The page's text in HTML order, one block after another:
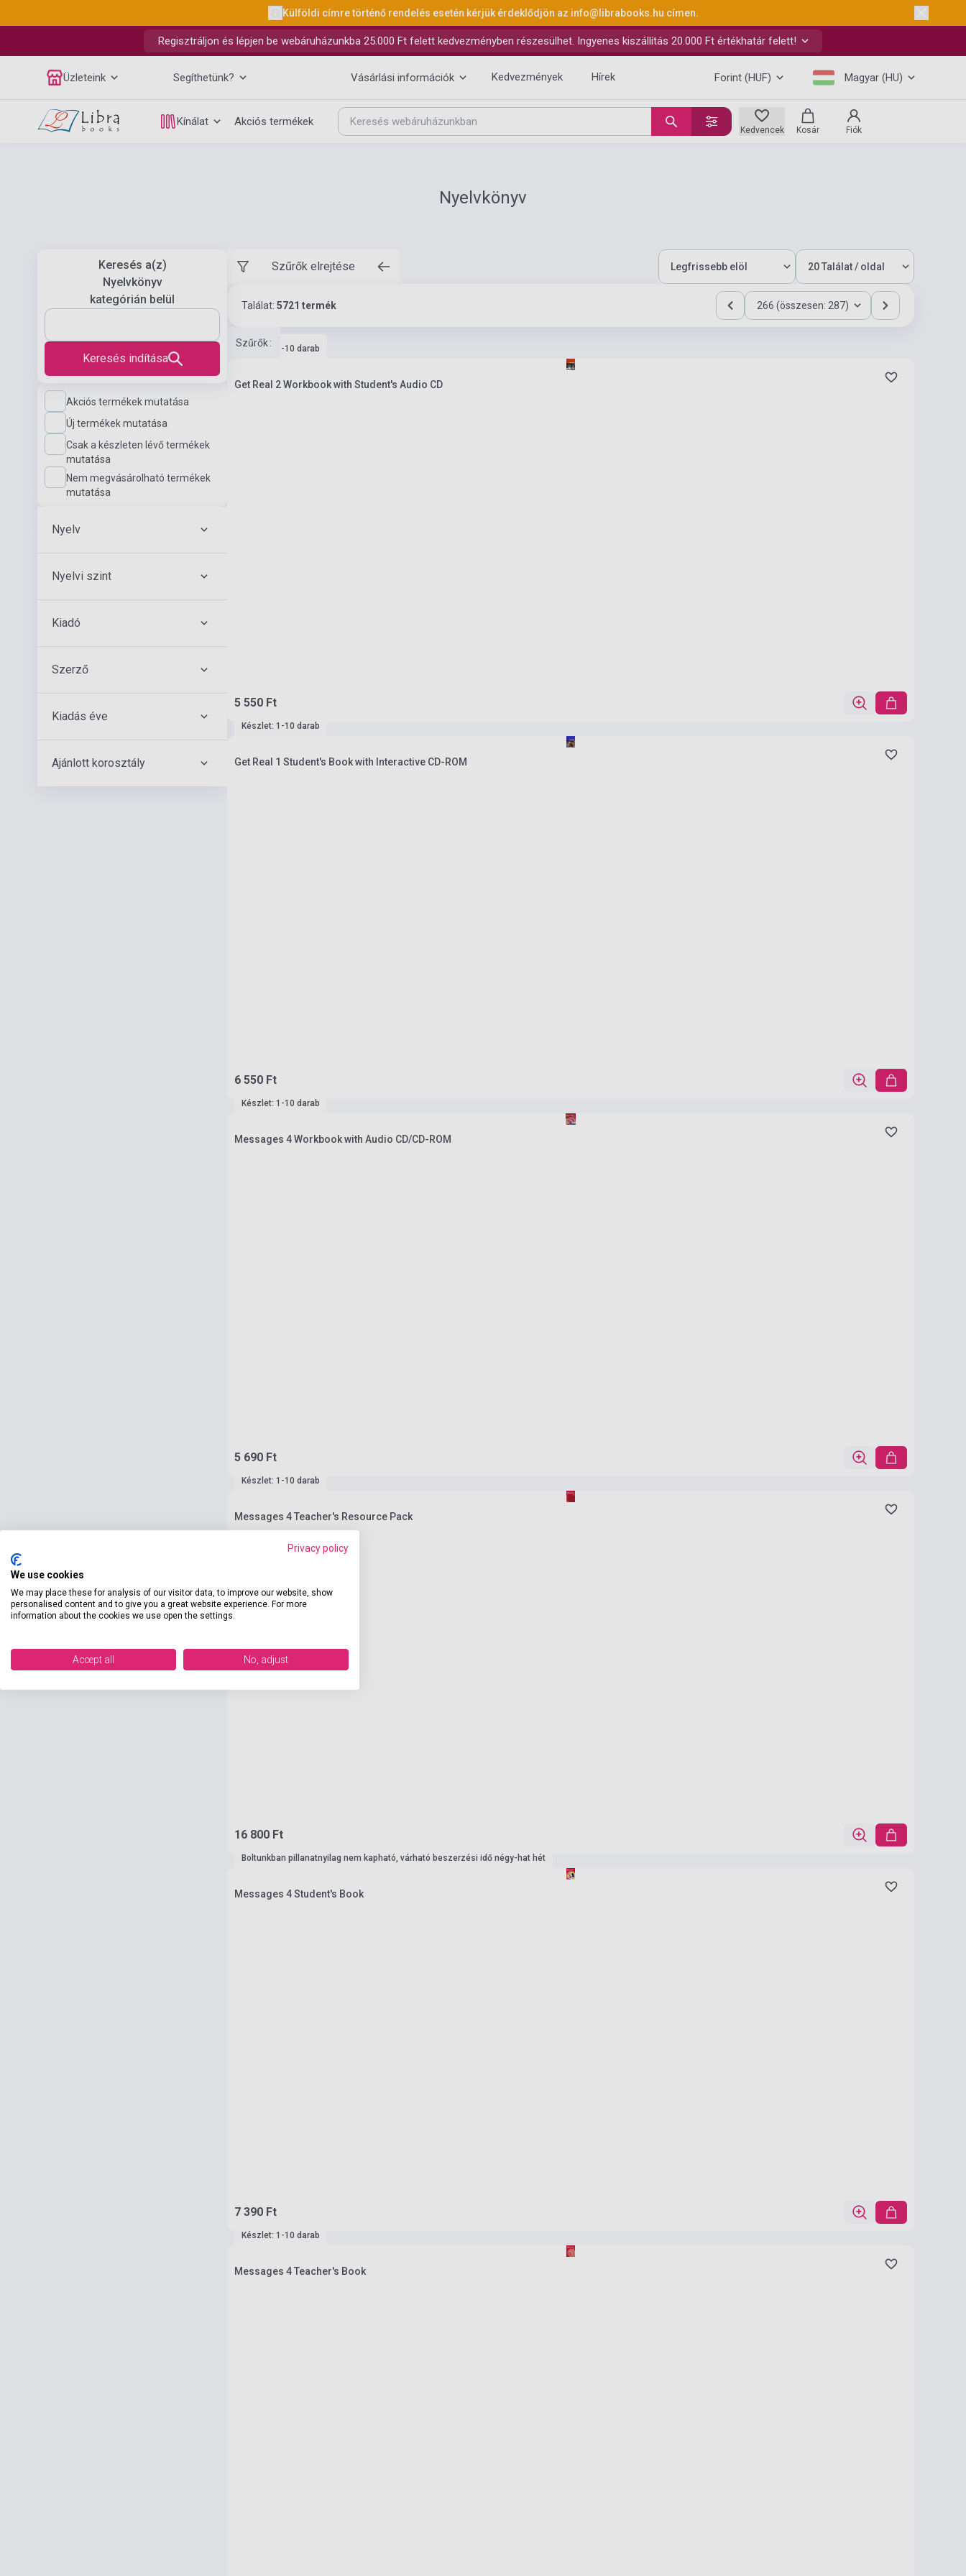
Külföldi címre történő rendelés esetén kérjük érdeklődjön az info@librabooks.hu címen.
Regisztráljon és lépjen be webáruházunkba 25.000 Ft felett kedvezményben részesülhet. Ingyenes kiszállítás 20.000 Ft értékhatár felett!
Üzleteink Segíthetünk? Vásárlási információk Kedvezmények Hírek Forint (HUF) Magyar (HU)
Kínálat Akciós termékek
Kedvencek Kosár Fiók
Nyelvkönyv
Keresés a(z)
Nyelvkönyv
kategórián belül
Keresés indítása
Akciós termékek mutatása
Új termékek mutatása
Csak a készleten lévő termékek
mutatása
Nem megvásárolható termékek
mutatása
Nyelv
Nyelvi szint
Kiadó
Szerző
Kiadás éve
Ajánlott korosztály
Szűrők elrejtése
Találat: 5721 termék 266 (összesen: 287)
Szűrők:
Készlet: 1-10 darab
Get Real 2 Workbook with Student's Audio CD
5 550 Ft
Készlet: 1-10 darab
Get Real 1 Student's Book with Interactive CD-ROM
6 550 Ft
Készlet: 1-10 darab
Messages 4 Workbook with Audio CD/CD-ROM
5 690 Ft
Készlet: 1-10 darab
Messages 4 Teacher's Resource Pack
16 800 Ft
Boltunkban pillanatnyilag nem kapható, várható beszerzési idő négy-hat hét
Messages 4 Student's Book
7 390 Ft
Készlet: 1-10 darab
Messages 4 Teacher's Book
Privacy policy
We use cookies
We may place these for analysis of our visitor data, to improve our website, show
personalised content and to give you a great website experience. For more
information about the cookies we use open the settings.
Accept all No, adjust